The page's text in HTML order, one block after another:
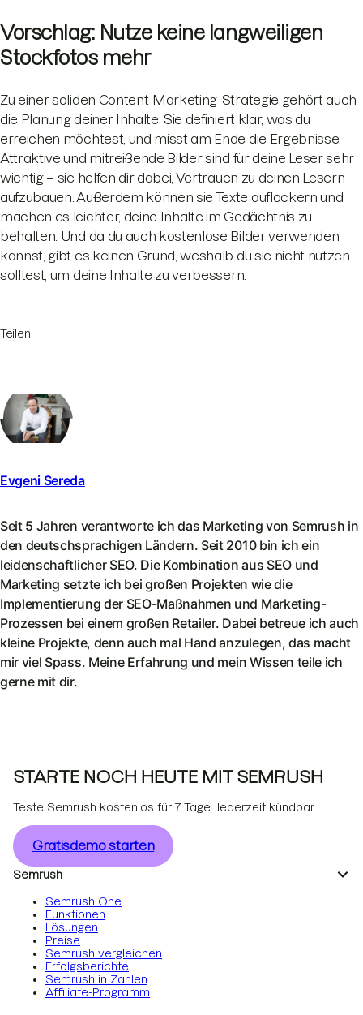
Vorschlag: Nutze keine langweiligen
Stockfotos mehr
Zu einer soliden Content-Marketing-Strategie gehört auch
die Planung deiner Inhalte. Sie definiert klar, was du
erreichen möchtest, und misst am Ende die Ergebnisse.
Attraktive und mitreißende Bilder sind für deine Leser sehr
wichtig – sie helfen dir dabei, Vertrauen zu deinen Lesern
aufzubauen. Außerdem können sie Texte auflockern und
machen es leichter, deine Inhalte im Gedächtnis zu
behalten. Und da du auch kostenlose Bilder verwenden
kannst, gibt es keinen Grund, weshalb du sie nicht nutzen
solltest, um deine Inhalte zu verbessern.
Teilen
Evgeni Sereda
Seit 5 Jahren verantworte ich das Marketing von Semrush in
den deutschsprachigen Ländern. Seit 2010 bin ich ein
leidenschaftlicher SEO. Die Kombination aus SEO und
Marketing setzte ich bei großen Projekten wie die
Implementierung der SEO-Maßnahmen und Marketing-
Prozessen bei einem großen Retailer. Dabei betreue ich auch
kleine Projekte, denn auch mal Hand anzulegen, das macht
mir viel Spass. Meine Erfahrung und mein Wissen teile ich
gerne mit dir.
STARTE NOCH HEUTE MIT SEMRUSH
Teste Semrush kostenlos für 7 Tage. Jederzeit kündbar.
Gratisdemo starten
Semrush
Semrush One
Funktionen
Lösungen
Preise
Semrush vergleichen
Erfolgsberichte
Semrush in Zahlen
Affiliate-Programm